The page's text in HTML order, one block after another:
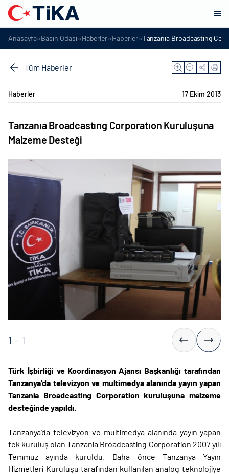
Anasayfa»Basın Odası»Haberler»Haberler»Tanzanıa Broadcastıng
Tüm Haberler
Haberler 17 Ekim 2013
Tanzanıa Broadcastıng Corporatıon Kuruluşuna
Malzeme Desteği
1 - 1
Türk İşbirliği ve Koordinasyon Ajansı Başkanlığı tarafından
Tanzanya’da televizyon ve multimedya alanında yayın yapan
Tanzania Broadcasting Corporation kuruluşuna malzeme
desteğinde yapıldı.
Tanzanya’da televizyon ve multimedya alanında yayın yapan
tek kuruluş olan Tanzania Broadcasting Corporation 2007 yılı
Temmuz ayında kuruldu. Daha önce Tanzanya Yayın
Hizmetleri Kuruluşu tarafından kullanılan analog teknolojiye